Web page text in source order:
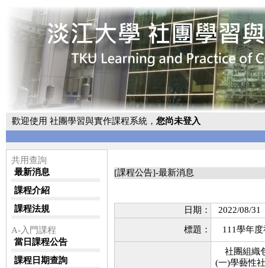
歡迎使用 社團學習與實作課程系統， 您尚未登入
共用查詢
最新消息
課程介紹
課程法規
A-入門課程
當日課程公告
課程日期查詢
[課程公告]-最新消息
日期： 2022/08/31
標題： 111學年
社團組織
(一)學藝性